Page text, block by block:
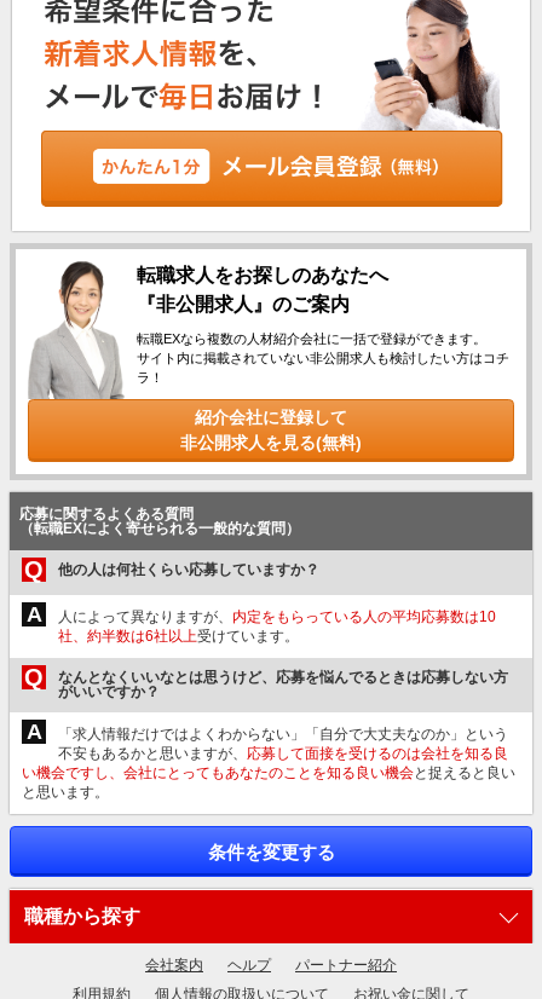
転職求人をお探しのあなたへ
『非公開求人』のご案内
転職EXなら複数の人材紹介会社に一括で登録ができます。
サイト内に掲載されていない非公開求人も検討したい方はコチ
ラ！
紹介会社に登録して
非公開求人を見る(無料)
応募に関するよくある質問
（転職EXによく寄せられる一般的な質問）
Q 他の人は何社くらい応募していますか？
A 人によって異なりますが、 内定をもらっている人の平均応募数は10
社、約半数は6社以上受けています。
Q
なんとなくいいなとは思うけど、応募を悩んでるときは応募しない方
がいいですか？
A
「求人情報だけではよくわからない」「自分で大丈夫なのか」という
不安もあるかと思いますが、 応募して面接を受けるのは会社を知る良
い機会ですし、会社にとってもあなたのことを知る良い機会と捉えると良い
と思います。
条件を変更する
職種から探す
会社案内 ヘルプ
パートナー紹介
利用規約
個人情報の取扱いについて お祝い金に関して